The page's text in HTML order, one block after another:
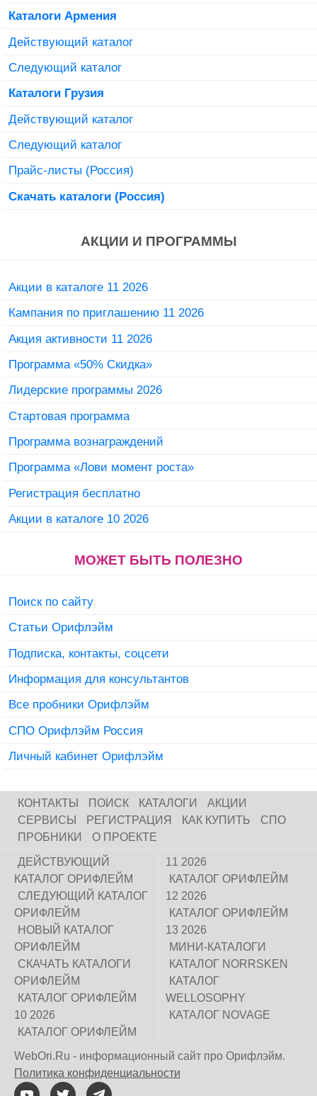
Каталоги Армения
Действующий каталог
Следующий каталог
Каталоги Грузия
Действующий каталог
Следующий каталог
Прайс-листы (Россия)
Скачать каталоги (Россия)
АКЦИИ И ПРОГРАММЫ
Акции в каталоге 11 2026
Кампания по приглашению 11 2026
Акция активности 11 2026
Программа «50% Скидка»
Лидерские программы 2026
Стартовая программа
Программа вознаграждений
Программа «Лови момент роста»
Регистрация бесплатно
Акции в каталоге 10 2026
МОЖЕТ БЫТЬ ПОЛЕЗНО
Поиск по сайту
Статьи Орифлэйм
Подписка, контакты, соцсети
Информация для консультантов
Все пробники Орифлэйм
СПО Орифлэйм Россия
Личный кабинет Орифлэйм
КОНТАКТЫ ПОИСК КАТАЛОГИ
АКЦИИ
СЕРВИСЫ
РЕГИСТРАЦИЯ КАК КУПИТЬ
СПО
ПРОБНИКИ
О ПРОЕКТЕ
ДЕЙСТВУЮЩИЙ
КАТАЛОГ ОРИФЛЕЙМ
СЛЕДУЮЩИЙ КАТАЛОГ
ОРИФЛЕЙМ
НОВЫЙ КАТАЛОГ
ОРИФЛЕЙМ
СКАЧАТЬ КАТАЛОГИ
ОРИФЛЕЙМ
КАТАЛОГ ОРИФЛЕЙМ
10 2026
КАТАЛОГ ОРИФЛЕЙМ
11 2026
КАТАЛОГ ОРИФЛЕЙМ
12 2026
КАТАЛОГ ОРИФЛЕЙМ
13 2026
МИНИ-КАТАЛОГИ
КАТАЛОГ NORRSKEN
КАТАЛОГ
WELLOSOPHY
КАТАЛОГ NOVAGE
WebOri.Ru - информационный сайт про Орифлэйм.
Политика конфиденциальности